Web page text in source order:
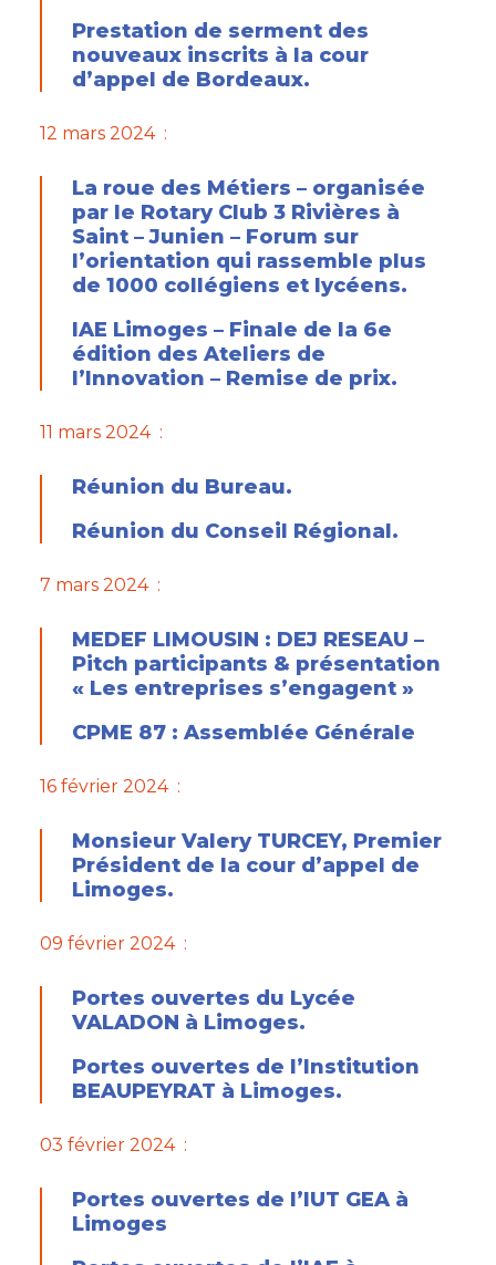
Prestation de serment des
nouveaux inscrits à la cour
d’appel de Bordeaux.
12 mars 2024 :
La roue des Métiers – organisée
par le Rotary Club 3 Rivières à
Saint – Junien – Forum sur
l’orientation qui rassemble plus
de 1000 collégiens et lycéens.
IAE Limoges – Finale de la 6e
édition des Ateliers de
l’Innovation – Remise de prix.
11 mars 2024 :
Réunion du Bureau.
Réunion du Conseil Régional.
7 mars 2024 :
MEDEF LIMOUSIN : DEJ RESEAU –
Pitch participants & présentation
« Les entreprises s’engagent »
CPME 87 : Assemblée Générale
16 février 2024 :
Monsieur Valery TURCEY, Premier
Président de la cour d’appel de
Limoges.
09 février 2024 :
Portes ouvertes du Lycée
VALADON à Limoges.
Portes ouvertes de l’Institution
BEAUPEYRAT à Limoges.
03 février 2024 :
Portes ouvertes de l’IUT GEA à
Limoges